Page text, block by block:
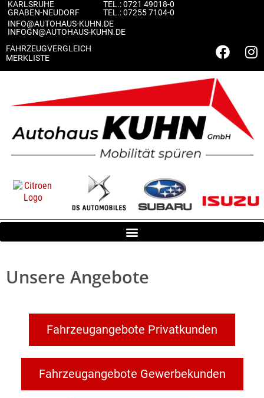
KARLSRUHE
GRABEN-NEUDORF
TEL.:0721 49018-0
TEL.:07255 7104-0
INFO@AUTOHAUS-KUHN.DE
INFOGN@AUTOHAUS-KUHN.DE
FAHRZEUGVERGLEICH
MERKLISTE
Unsere Angebote
Fahrzeugangebote Privatkunden
Fahrzeugangebote Gewerbekunden